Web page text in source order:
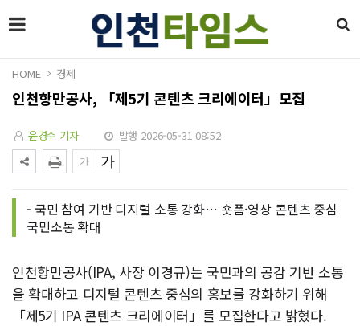
HOME 경제
인천항만공사, 「제5기 콘텐츠 크리에이터」모집
윤경수 기자 발행 2026-05-31 08:52
- 국민 참여 기반 디지털 소통 강화… 숏폼·영상 콘텐츠 중심
국민소통 확대
인천항만공사(IPA, 사장 이경규)는 국민과의 공감 기반 소통
을 확대하고 디지털 콘텐츠 중심의 홍보를 강화하기 위해
「제5기 IPA 콘텐츠 크리에이터」를 모집한다고 밝혔다.